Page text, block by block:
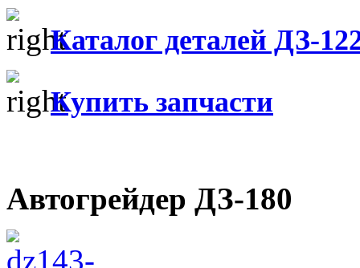
Каталог деталей ДЗ-
Купить запчасти
Автогрейдер ДЗ-180